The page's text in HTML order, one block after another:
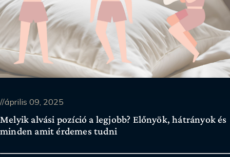
//április 09, 2025
Melyik alvási pozíció a legjobb? Előnyök, hátrányok és
minden amit érdemes tudni